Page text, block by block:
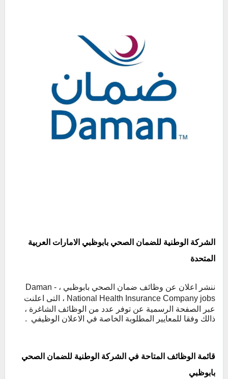
الشركة الوطنية للضمان الصحي بابوظبي الامارات العربية
المتحدة
ننشر اعلان عن وظائف ضمان الصحي بابوظبي ، Daman -
National Health Insurance Company jobs ،
التى اعلنت
عبر الصفحة الرسمية عن توفر عدد من الوظائف الشاغرة ،
ذالك وفقا للمعايير المطلوبة الخاصة في الاعلان الوظيفي .
قائمة الوظائف المتاحة في الشركة الوطنية للضمان الصحي
بابوظبي